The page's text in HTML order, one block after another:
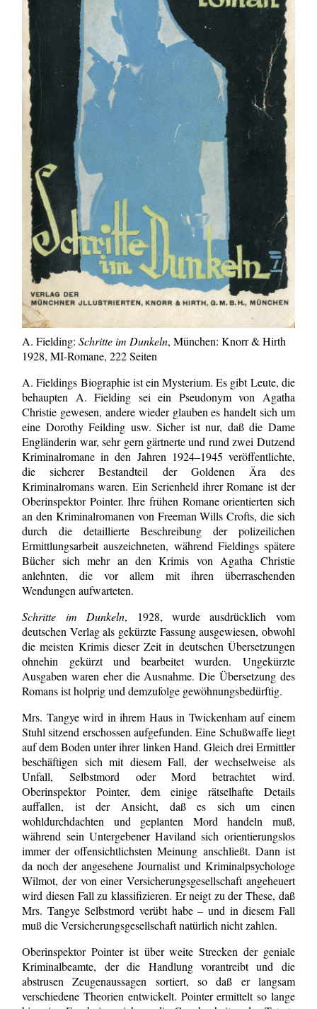
A. Fielding:Schritte im Dunkeln, München: Knorr & Hirth
1928, MI-Romane, 222 Seiten
A. Fieldings Biographie ist ein Mysterium. Es gibt Leute, die
behaupten A. Fielding sei ein Pseudonym von Agatha
Christie gewesen, andere wieder glauben es handelt sich um
eine Dorothy Feilding usw. Sicher ist nur, daß die Dame
Engländerin war, sehr gern gärtnerte und rund zwei Dutzend
Kriminalromane in den Jahren 1924–1945 veröffentlichte,
die sicherer Bestandteil der Goldenen Ära des
Kriminalromans waren. Ein Serienheld ihrer Romane ist der
Oberinspektor Pointer. Ihre frühen Romane orientierten sich
an den Kriminalromanen von Freeman Wills Crofts, die sich
durch die detaillierte Beschreibung der polizeilichen
Ermittlungsarbeit auszeichneten, während Fieldings spätere
Bücher sich mehr an den Krimis von Agatha Christie
anlehnten, die vor allem mit ihren überraschenden
Wendungen aufwarteten.
Schritte im Dunkeln, 1928, wurde ausdrücklich vom
deutschen Verlag als gekürzte Fassung ausgewiesen, obwohl
die meisten Krimis dieser Zeit in deutschen Übersetzungen
ohnehin gekürzt und bearbeitet wurden. Ungekürzte
Ausgaben waren eher die Ausnahme. Die Übersetzung des
Romans ist holprig und demzufolge gewöhnungsbedürftig.
Mrs. Tangye wird in ihrem Haus in Twickenham auf einem
Stuhl sitzend erschossen aufgefunden. Eine Schußwaffe liegt
auf dem Boden unter ihrer linken Hand. Gleich drei Ermittler
beschäftigen sich mit diesem Fall, der wechselweise als
Unfall, Selbstmord oder Mord betrachtet wird.
Oberinspektor Pointer, dem einige rätselhafte Details
auffallen, ist der Ansicht, daß es sich um einen
wohldurchdachten und geplanten Mord handeln muß,
während sein Untergebener Haviland sich orientierungslos
immer der offensichtlichsten Meinung anschließt. Dann ist
da noch der angesehene Journalist und Kriminalpsychologe
Wilmot, der von einer Versicherungsgesellschaft angeheuert
wird diesen Fall zu klassifizieren. Er neigt zu der These, daß
Mrs. Tangye Selbstmord verübt habe – und in diesem Fall
muß die Versicherungsgesellschaft natürlich nicht zahlen.
Oberinspektor Pointer ist über weite Strecken der geniale
Kriminalbeamte, der die Handlung vorantreibt und die
abstrusen Zeugenaussagen sortiert, so daß er langsam
verschiedene Theorien entwickelt. Pointer ermittelt so lange